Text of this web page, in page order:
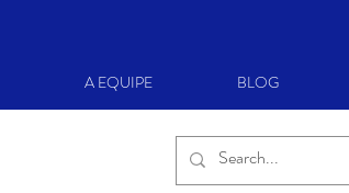
A EQUIPE BLOG